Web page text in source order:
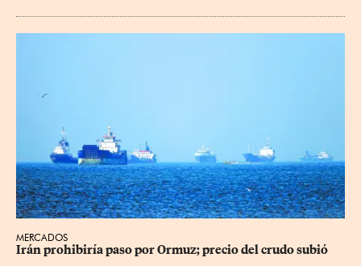
MERCADOS
Irán prohibiría paso por Ormuz; precio del crudo subió